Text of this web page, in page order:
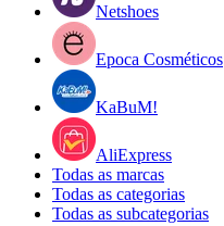
Netshoes
Epoca Cosméticos
KaBuM!
AliExpress
Todas as marcas
Todas as categorias
Todas as subcategorias